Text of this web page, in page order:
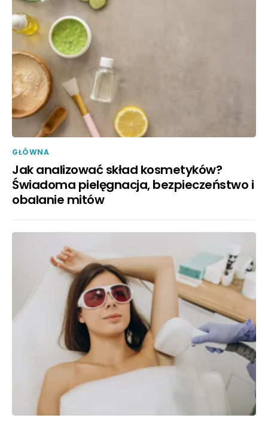
GŁÓWNA
Jak analizować skład kosmetyków?
Świadoma pielęgnacja, bezpieczeństwo i
obalanie mitów